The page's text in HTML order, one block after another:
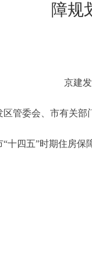
障规
京建
管委会、市有关部
四五”时期住房保